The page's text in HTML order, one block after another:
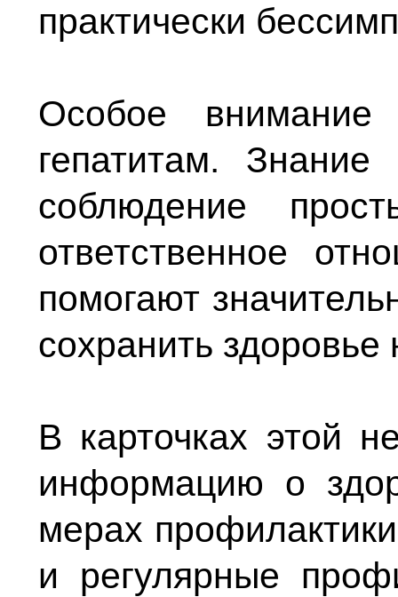
практически
Особое внимание
гепатитам.
соблюдение
ответственное
помогают
сохранить здоровье
В карточках этой
информацию о
мерах
и регулярные